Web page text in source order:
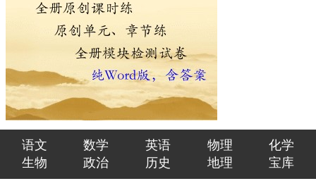
语文 数学 英语 物理
化学
生物
政治 历史 地理 宝库